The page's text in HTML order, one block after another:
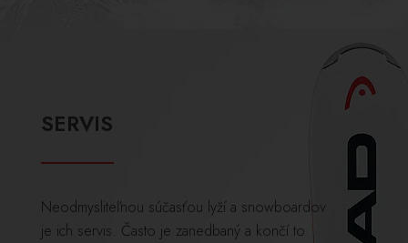
SERVIS
Neodmysliteľnou súčasťou lyží a snowboardov
je ich servis. Často je zanedbaný a končí to